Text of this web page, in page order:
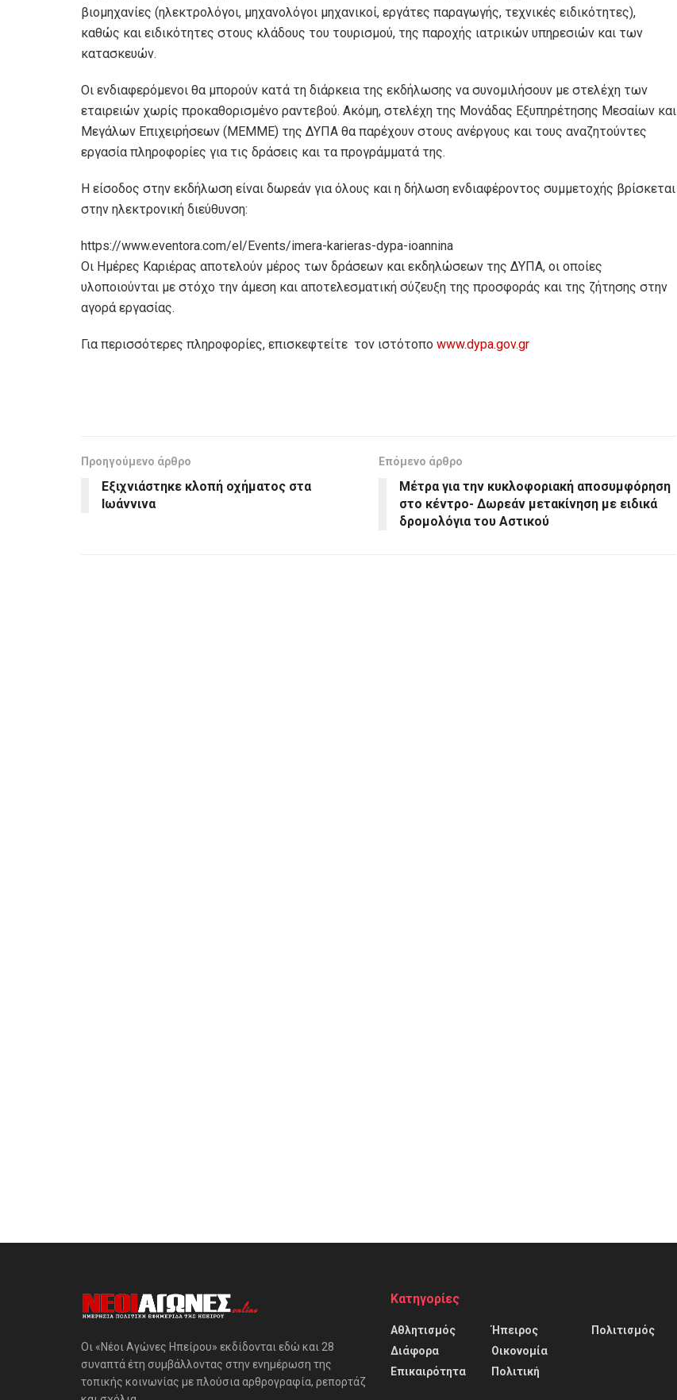
βιομηχανίες (ηλεκτρολόγοι, μηχανολόγοι μηχανικοί, εργάτες παραγωγής, τεχνικές ειδικότητες),
καθώς και ειδικότητες στους κλάδους του τουρισμού, της παροχής ιατρικών υπηρεσιών και των
κατασκευών.
Οι ενδιαφερόμενοι θα μπορούν κατά τη διάρκεια της εκδήλωσης να συνομιλήσουν με στελέχη των
εταιρειών χωρίς προκαθορισμένο ραντεβού. Ακόμη, στελέχη της Μονάδας Εξυπηρέτησης Μεσαίων και
Μεγάλων Επιχειρήσεων (ΜΕΜΜΕ) της ΔΥΠΑ θα παρέχουν στους ανέργους και τους αναζητούντες
εργασία πληροφορίες για τις δράσεις και τα προγράμματά της.
Η είσοδος στην εκδήλωση είναι δωρεάν για όλους και η δήλωση ενδιαφέροντος συμμετοχής βρίσκεται
στην ηλεκτρονική διεύθυνση:
https://www.eventora.com/el/Events/imera-karieras-dypa-ioannina
Οι Ημέρες Καριέρας αποτελούν μέρος των δράσεων και εκδηλώσεων της ΔΥΠΑ, οι οποίες
υλοποιούνται με στόχο την άμεση και αποτελεσματική σύζευξη της προσφοράς και της ζήτησης στην
αγορά εργασίας.
Για περισσότερες πληροφορίες, επισκεφτείτε τον ιστότοπο www.dypa.gov.gr
Προηγούμενο άρθρο
Εξιχνιάστηκε κλοπή οχήματος στα
Ιωάννινα
Επόμενο άρθρο
Μέτρα για την κυκλοφοριακή αποσυμφόρηση
στο κέντρο- Δωρεάν μετακίνηση με ειδικά
δρομολόγια του Αστικού
Οι «Νέοι Αγώνες Ηπείρου» εκδίδονται εδώ και 28
συναπτά έτη συμβάλλοντας στην ενημέρωση της
τοπικής κοινωνίας με πλούσια αρθρογραφία, ρεπορτάζ
Κατηγορίες
Αθλητισμός
Διάφορα
Επικαιρότητα
Ήπειρος
Οικονομία
Πολιτική
Πολιτισμός